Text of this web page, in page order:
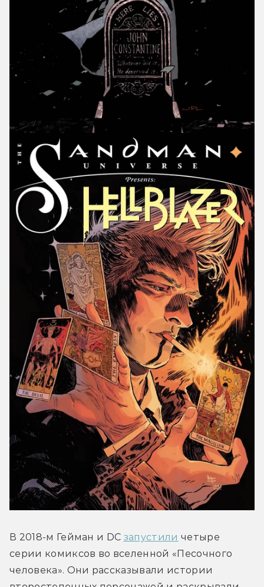
В 2018-м Гейман и DC запустили четыре
серии комиксов во вселенной «Песочного
человека». Они рассказывали истории